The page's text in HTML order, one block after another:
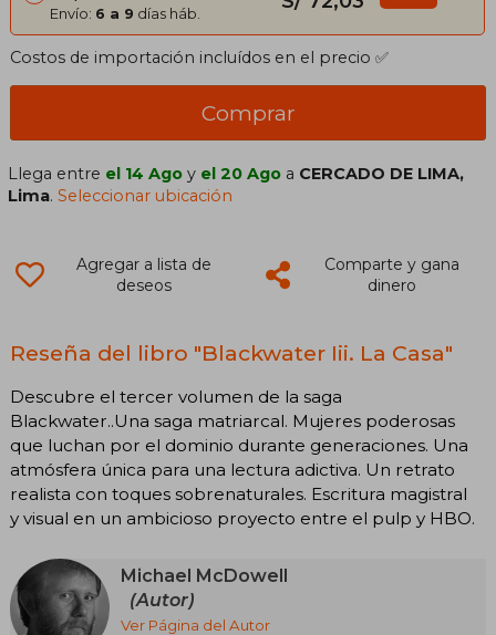
Envío: 6 a 9 días háb.
Costos de importación incluídos en el precio ✅
Comprar
Llega entre el 14 Ago y el 20 Ago a CERCADO DE LIMA,
Lima.Seleccionar ubicación
Agregar a lista de
deseos
Comparte y gana
dinero
Reseña del libro "Blackwater Iii. La Casa"
Descubre el tercer volumen de la saga
Blackwater..Una saga matriarcal. Mujeres poderosas
que luchan por el dominio durante generaciones. Una
atmósfera única para una lectura adictiva. Un retrato
realista con toques sobrenaturales. Escritura magistral
y visual en un ambicioso proyecto entre el pulp y HBO.
Michael McDowell
(Autor)
Ver Página del Autor